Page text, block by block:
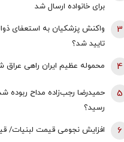
برای خانواده ارسال شد
واکنش پزشکیان به استعفای
تایید شد؟
3
محموله عظیم ایران راهی عراق 4
حمیدرضا رجب‌زاده مداح
رسید؟
5
افزایش نجومی قیمت 6